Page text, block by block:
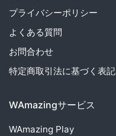
プライバシーポリシー
よくある質問
お問合わせ
特定商取引法に基づく表記
WAmazingサービス
WAmazing Play